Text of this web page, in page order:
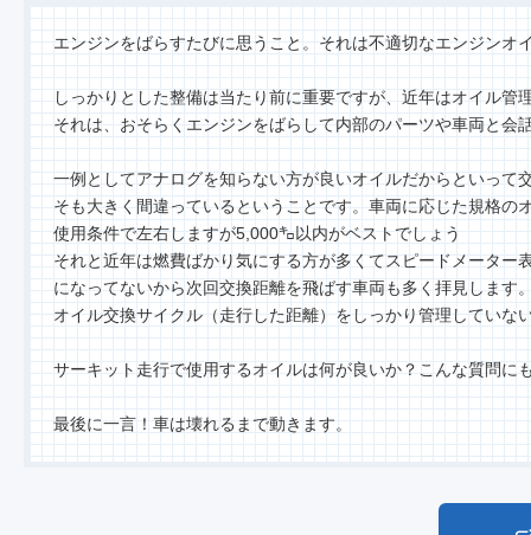
エンジンをばらすたびに思うこと。それは不適切なエンジンオ
しっかりとした整備は当たり前に重要ですが、近年はオイル管
それは、おそらくエンジンをばらして内部のパーツや車両と
一例としてアナログを知らない方が良いオイルだからといっ
そも大きく間違っているということです。車両に応じた規格
使用条件で左右しますが5,000㌔以内がベストでしょう
それと近年は燃費ばかり気にする方が多くてスピードメーター
になってないから次回交換距離を飛ばす車両も多く拝見します
オイル交換サイクル（走行した距離）をしっかり管理してい
サーキット走行で使用するオイルは何が良いか？こんな質問に
最後に一言！車は壊れるまで動きます。